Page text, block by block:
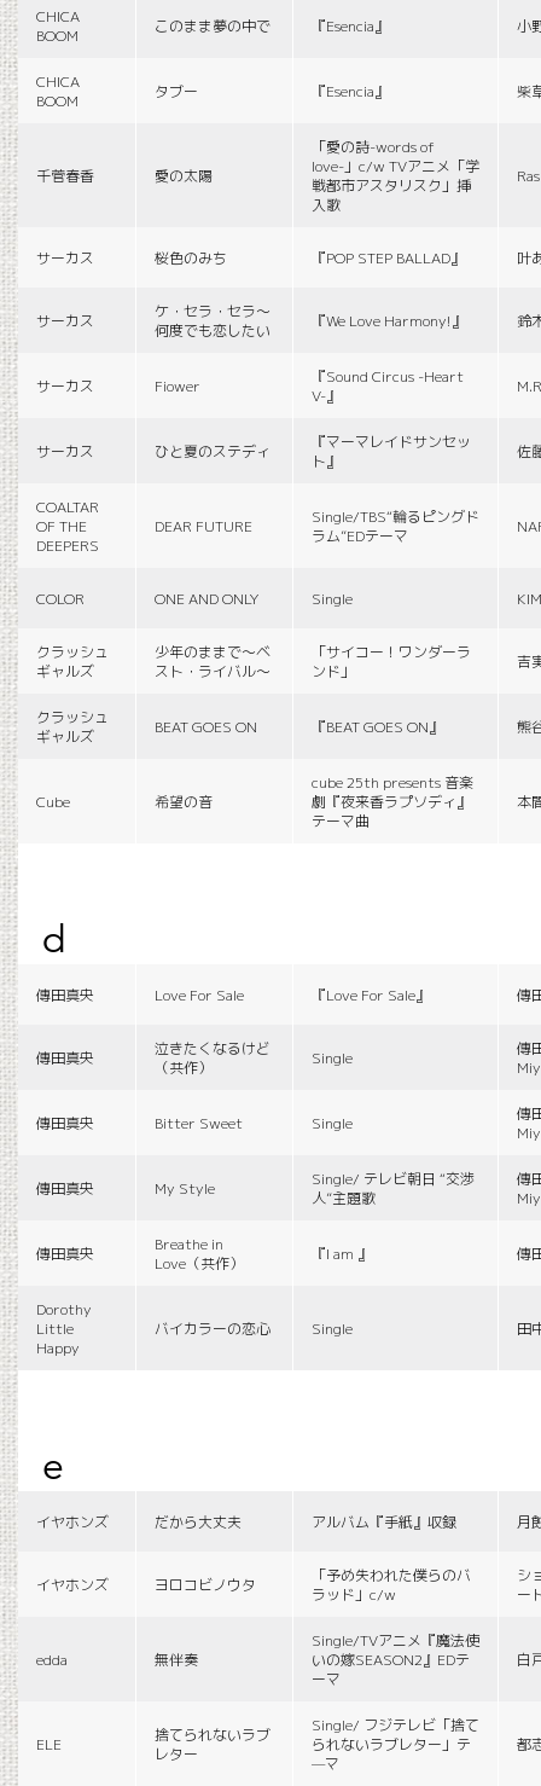
CHICA
BOOM
このまま夢の中で 『Esencia』 小
CHICA
BOOM
タブー 『Esencia』 柴
千菅春香 愛の太陽
「愛の詩-words of
love-」c/w TVアニメ「学
戦都市アスタリスク」挿
入歌
サーカス 桜色のみち 『POP STEP BALLAD』 叶
サーカス
ケ・セラ・セラ〜
何度でも恋したい
『We Love Harmony!』 鈴
サーカス Fiower
『Sound Circus -Heart
V-』
サーカス ひと夏のステディ
『マーマレイドサンセッ
ト』
佐
COALTAR
OF THE
DEEPERS
DEAR FUTURE
Single/TBS“輪るピングド
ラム”EDテーマ
COLOR ONE AND ONLY Single
クラッシュ
ギャルズ
少年のままで〜ベ
スト・ライバル〜
「サイコー！ワンダーラ
ンド」
吉
クラッシュ
ギャルズ
BEAT GOES ON 『BEAT GOES ON』 熊
Cube 希望の音
cube 25th presents 音楽
劇『夜来香ラプソディ』
テーマ曲
本
d
傳田真央 Love For Sale 『Love For Sale』 傳
傳田真央
泣きたくなるけど
（共作）
Single
傳
傳田真央 Bitter Sweet Single
傳
傳田真央 My Style
Single/ テレビ朝日 “交渉
人”主題歌
傳
傳田真央
Breathe in
Love（共作）
『I am 』 傳
Dorothy
Little
Happy
バイカラーの恋心 Single 田
e
イヤホンズ だから大丈夫 アルバム『手紙』収録 月
イヤホンズ ヨロコビノウタ
「予め失われた僕らのバ
ラッド」c/w
シ
ー
edda 無伴奏
Single/TVアニメ『魔法使
いの嫁SEASON2』EDテ
ーマ
白
ELE
捨てられないラブ
レター
Single/ フジテレビ「捨て
られないラブレター」テ
—マ
都